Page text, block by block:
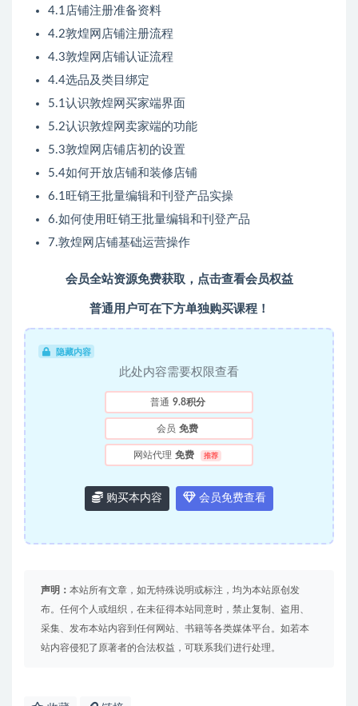
4.1店铺注册准备资料
4.2敦煌网店铺注册流程
4.3敦煌网店铺认证流程
4.4选品及类目绑定
5.1认识敦煌网买家端界面
5.2认识敦煌网卖家端的功能
5.3敦煌网店铺店初的设置
5.4如何开放店铺和装修店铺
6.1旺销王批量编辑和刊登产品实操
6.如何使用旺销王批量编辑和刊登产品
7.敦煌网店铺基础运营操作
会员全站资源免费获取， 点击查看会员权益
普通用户可在下方单独购买课程！
隐藏内容
此处内容需要权限查看
普通 9.8积分
会员 免费
网站代理 免费 推荐
购买本内容 会员免费查看
声明： 本站所有文章，如无特殊说明或标注，均为本站原创发
布。任何个人或组织，在未征得本站同意时，禁止复制、盗用、
采集、发布本站内容到任何网站、书籍等各类媒体平台。如若本
站内容侵犯了原著者的合法权益，可联系我们进行处理。